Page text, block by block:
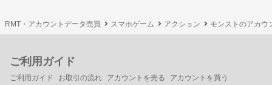
RMT・アカウントデータ売買 スマホゲーム アクション モンストのアカウ
ご利用ガイド
ご利用ガイド お取引の流れ アカウントを売る
アカウントを買う